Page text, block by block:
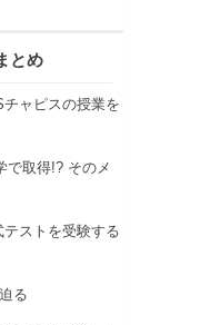
とめ
ャピスの授業を
で取得!? そのメ
ストを受験する
る